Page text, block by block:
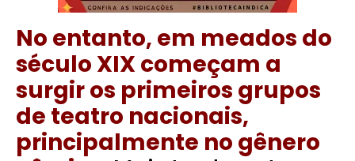
No entanto, em meados do
século XIX começam a
surgir os primeiros grupos
de teatro nacionais,
principalmente no gênero